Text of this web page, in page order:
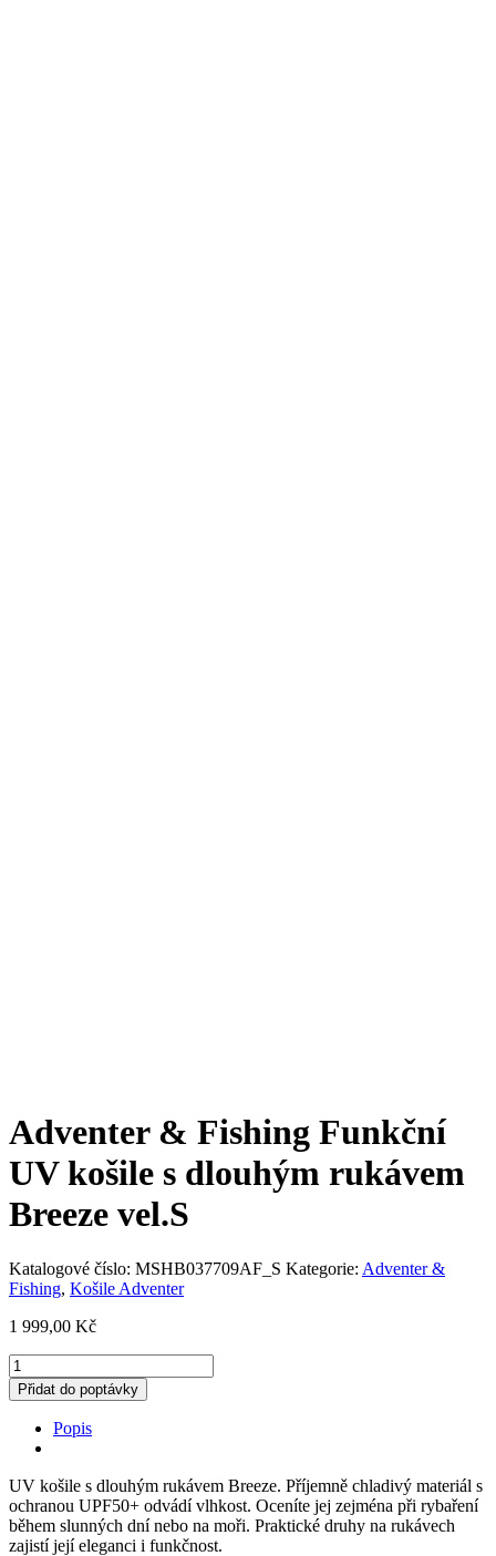
Adventer & Fishing Funkční
UV košile s dlouhým rukávem
Breeze vel.S
Katalogové číslo: MSHB037709AF_S Kategorie: Adventer &
Fishing, Košile Adventer
1 999,00 Kč
Adventer
&
Fishing
Funkční
s
dlouhým
rukávem
Breeze
Přidat do poptávky
Popis
UV košile s dlouhým rukávem Breeze. Příjemně chladivý materiál s
ochranou UPF50+ odvádí vlhkost. Oceníte jej zejména při rybaření
během slunných dní nebo na moři. Praktické druhy na rukávech
zajistí její eleganci i funkčnost.